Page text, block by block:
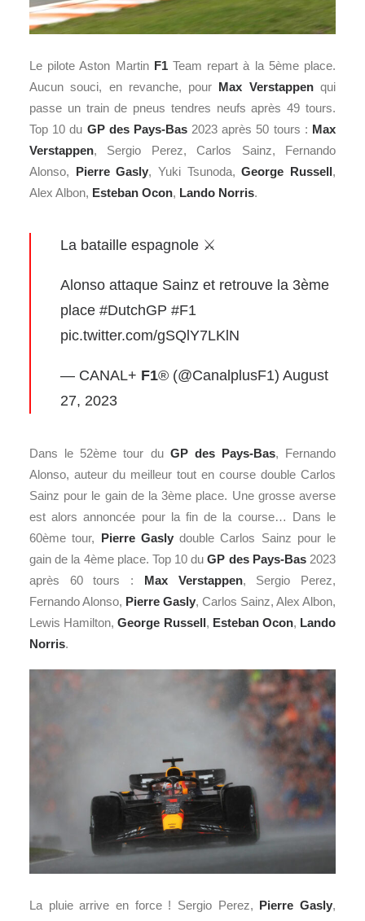
Le pilote Aston Martin F1Team repart à la 5ème place.
Aucun souci, en revanche, pour Max Verstappenqui
passe un train de pneus tendres neufs après 49 tours.
Top 10 du GP des Pays-Bas2023 après 50 tours : Max
Verstappen, Sergio Perez, Carlos Sainz, Fernando
Alonso, Pierre Gasly, Yuki Tsunoda,George Russell,
Alex Albon, Esteban Ocon, Lando Norris.
La bataille espagnole ⚔️
Alonso attaque Sainz et retrouve la 3ème
place #DutchGP #F1
pic.twitter.com/gSQlY7LKlN
— CANAL+ F1® (@CanalplusF1) August
27, 2023
Dans le 52ème tour du GP des Pays-Bas, Fernando
Alonso, auteur du meilleur tout en course double Carlos
Sainz pour le gain de la 3ème place. Une grosse averse
est alors annoncée pour la fin de la course… Dans le
60ème tour, Pierre Gaslydouble Carlos Sainz pour le
gain de la 4ème place. Top 10 duGP des Pays-Bas2023
après 60 tours : Max Verstappen, Sergio Perez,
Fernando Alonso, Pierre Gasly, Carlos Sainz, Alex Albon,
Lewis Hamilton,George Russell, Esteban Ocon, Lando
Norris.
La pluie arrive en force ! Sergio Perez, Pierre Gasly,